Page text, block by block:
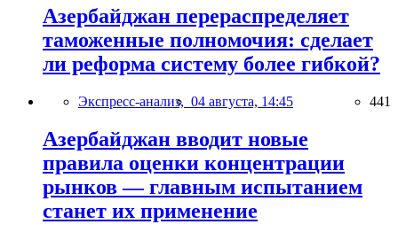
Азербайджан перераспределяет
таможенные полномочия: сделает
ли реформа систему более гибкой?
Экспресс-анализ, 04 августа, 14:45 441
Азербайджан вводит новые
правила оценки концентрации
рынков — главным испытанием
станет их применение